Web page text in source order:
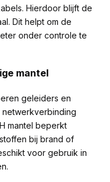
Hierdoor blijft de
Dit helpt om de
onder controle te
mantel
geleiders en
mantel beperkt
bij brand of
voor gebruik in